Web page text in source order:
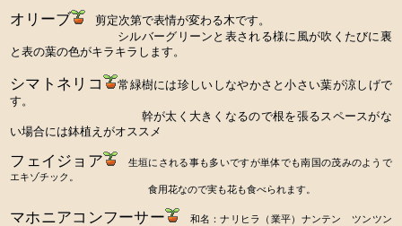
オリーブ
剪定次第で表情が変わる木です。
シルバーグリーンと表される様に風が吹くたびに裏
と表の葉の色がキラキラします。
シマトネリコ
常緑樹には珍しいしなやかさと小さい葉が涼しげで
す。
幹が太く大きくなるので根を張るスペースがな
い場合には鉢植えがオススメ
フェイジョア
生垣にされる事も多いですが単体でも南国の茂みのようで
エキゾチック。
食用花なので実も花も食べられます。
マホニアコンフーサー
和名：ナリヒラ（業平）ナンテン ツンツン